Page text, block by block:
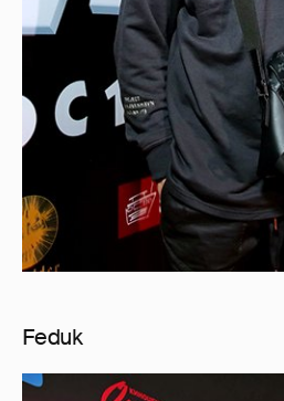
Feduk